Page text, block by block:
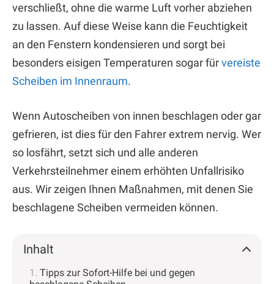
verschließt, ohne die warme Luft vorher abziehen
zu lassen. Auf diese Weise kann die Feuchtigkeit
an den Fenstern kondensieren und sorgt bei
besonders eisigen Temperaturen sogar fürvereiste
Scheiben im Innenraum.
Wenn Autoscheiben von innen beschlagen oder gar
gefrieren, ist dies für den Fahrer extrem nervig. Wer
so losfährt, setzt sich und alle anderen
Verkehrsteilnehmer einem erhöhten Unfallrisiko
aus. Wir zeigen Ihnen Maßnahmen, mit denen Sie
beschlagene Scheiben vermeiden können.
Inhalt
Tipps zur Sofort-Hilfe bei und gegen